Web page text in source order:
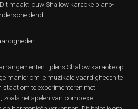
maakt jouw Shallow karaoke piano-
tijdens Shallow karaoke op
manier om je muzikale vaardigheden te
staat om te experimenteren met
zoals het spelen van complexe